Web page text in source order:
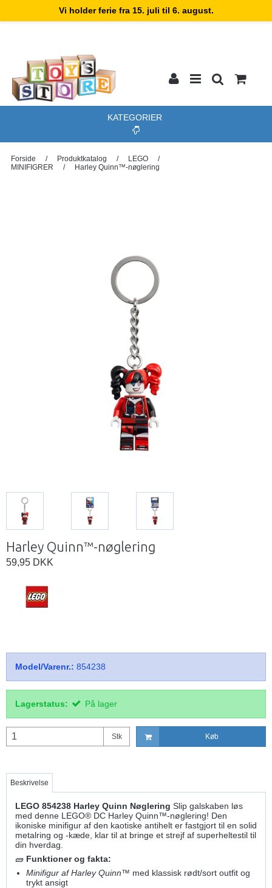
Vi holder ferie fra 15. juli til 6. august.
KATEGORIER
Forside / Produktkatalog / LEGO
/
MINIFIGRER
/ Harley Quinn™-nøglering
Harley Quinn™-nøglering
59,95 DKK
Model/Varenr.: 854238
Lagerstatus: På lager
Stk Køb
Beskrivelse
LEGO 854238 Harley Quinn Nøglering Slip galskaben løs
med denne LEGO® DC Harley Quinn™-nøglering! Den
ikoniske minifigur af den kaotiske antihelt er fastgjort til en solid
metalring og -kæde, klar til at bringe et strejf af superheltestil til
din hverdag.
🧱 Funktioner og fakta:
Minifigur af Harley Quinn™ med klassisk rødt/sort outfit og
trykt ansigt